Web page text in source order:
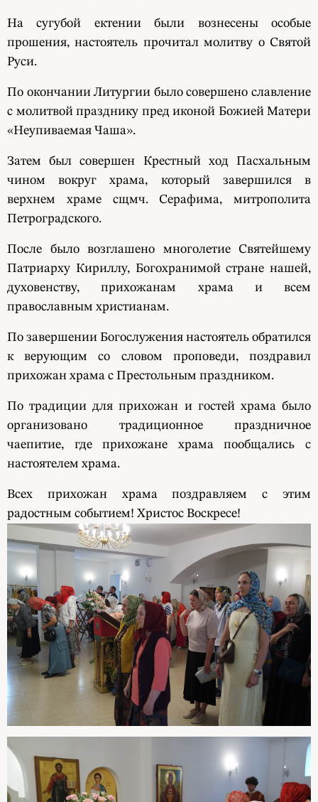
На сугубой ектении были вознесены особые
прошения, настоятель прочитал молитву о Святой
Руси.
По окончании Литургии было совершено славление
с молитвой празднику пред иконой Божией Матери
«Неупиваемая Чаша».
Затем был совершен Крестный ход Пасхальным
чином вокруг храма, который завершился в
верхнем храме сщмч. Серафима, митрополита
Петроградского.
После было возглашено многолетие Святейшему
Патриарху Кириллу, Богохранимой стране нашей,
духовенству, прихожанам храма и всем
православным христианам.
По завершении Богослужения настоятель обратился
к верующим со словом проповеди, поздравил
прихожан храма с Престольным праздником.
По традиции для прихожан и гостей храма было
организовано традиционное праздничное
чаепитие, где прихожане храма пообщались с
настоятелем храма.
Всех прихожан храма поздравляем с этим
радостным событием! Христос Воскресе!